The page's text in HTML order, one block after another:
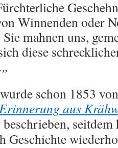
Winnenden oder
Sie mahnen uns,
diese
„
schon 1853
aus
beschrieben,
Geschichte